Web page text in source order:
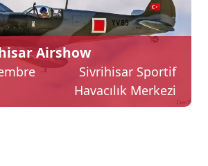
Airshow
Sivrihisar Sportif
Havacılık Merkezi